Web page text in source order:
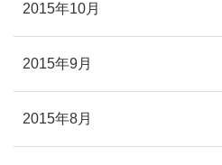
2015年10月
2015年9月
2015年8月